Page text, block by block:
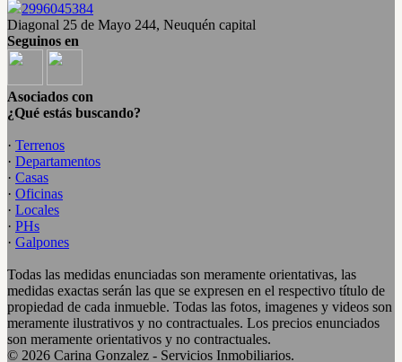
2996045384
Diagonal 25 de Mayo 244, Neuquén capital
Seguinos en
Asociados con
¿Qué estás buscando?
· Terrenos
· Departamentos
· Casas
· Oficinas
· Locales
· PHs
· Galpones
Todas las medidas enunciadas son meramente orientativas, las
medidas exactas serán las que se expresen en el respectivo título de
propiedad de cada inmueble. Todas las fotos, imagenes y videos son
meramente ilustrativos y no contractuales. Los precios enunciados
son meramente orientativos y no contractuales.
© 2026 Carina Gonzalez - Servicios Inmobiliarios.